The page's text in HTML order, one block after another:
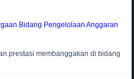
Bidang Pengelolaan Anggaran
prestasi membanggakan di bidang